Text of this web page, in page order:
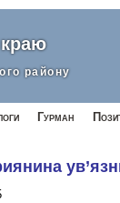
району
Гурман